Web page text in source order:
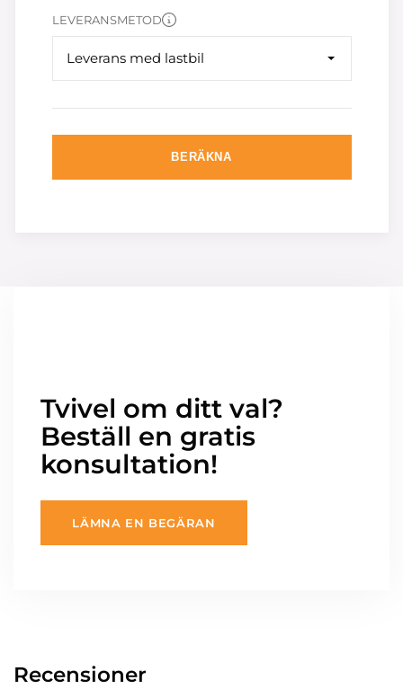
LEVERANSMETOD
Leverans med lastbil
BERÄKNA
Tvivel om ditt val?
Beställ en gratis
konsultation!
LÄMNA EN BEGÄRAN
Recensioner